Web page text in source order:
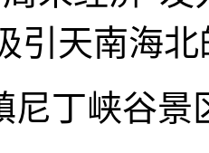
引天南海
尼丁峡谷景